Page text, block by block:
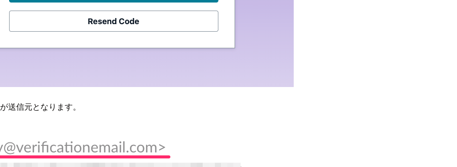
が送信元となります。